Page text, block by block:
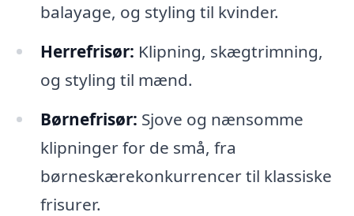
balayage, og styling til kvinder.
Herrefrisør: Klipning, skægtrimning,
og styling til mænd.
Børnefrisør: Sjove og nænsomme
klipninger for de små, fra
børneskærekonkurrencer til klassiske
frisurer.